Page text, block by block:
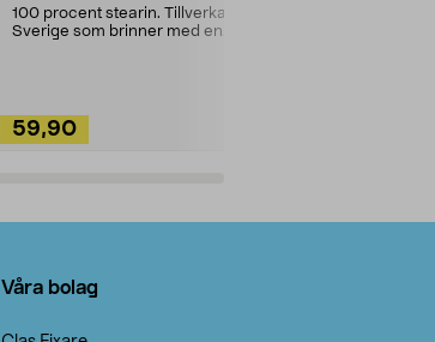
100 procent stearin. Tillverkade i
Sverige som brinner med en
59,90
Våra bolag